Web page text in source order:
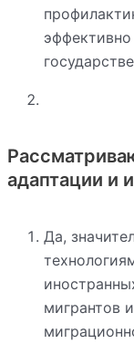
адаптации и
Да,
мигрантов